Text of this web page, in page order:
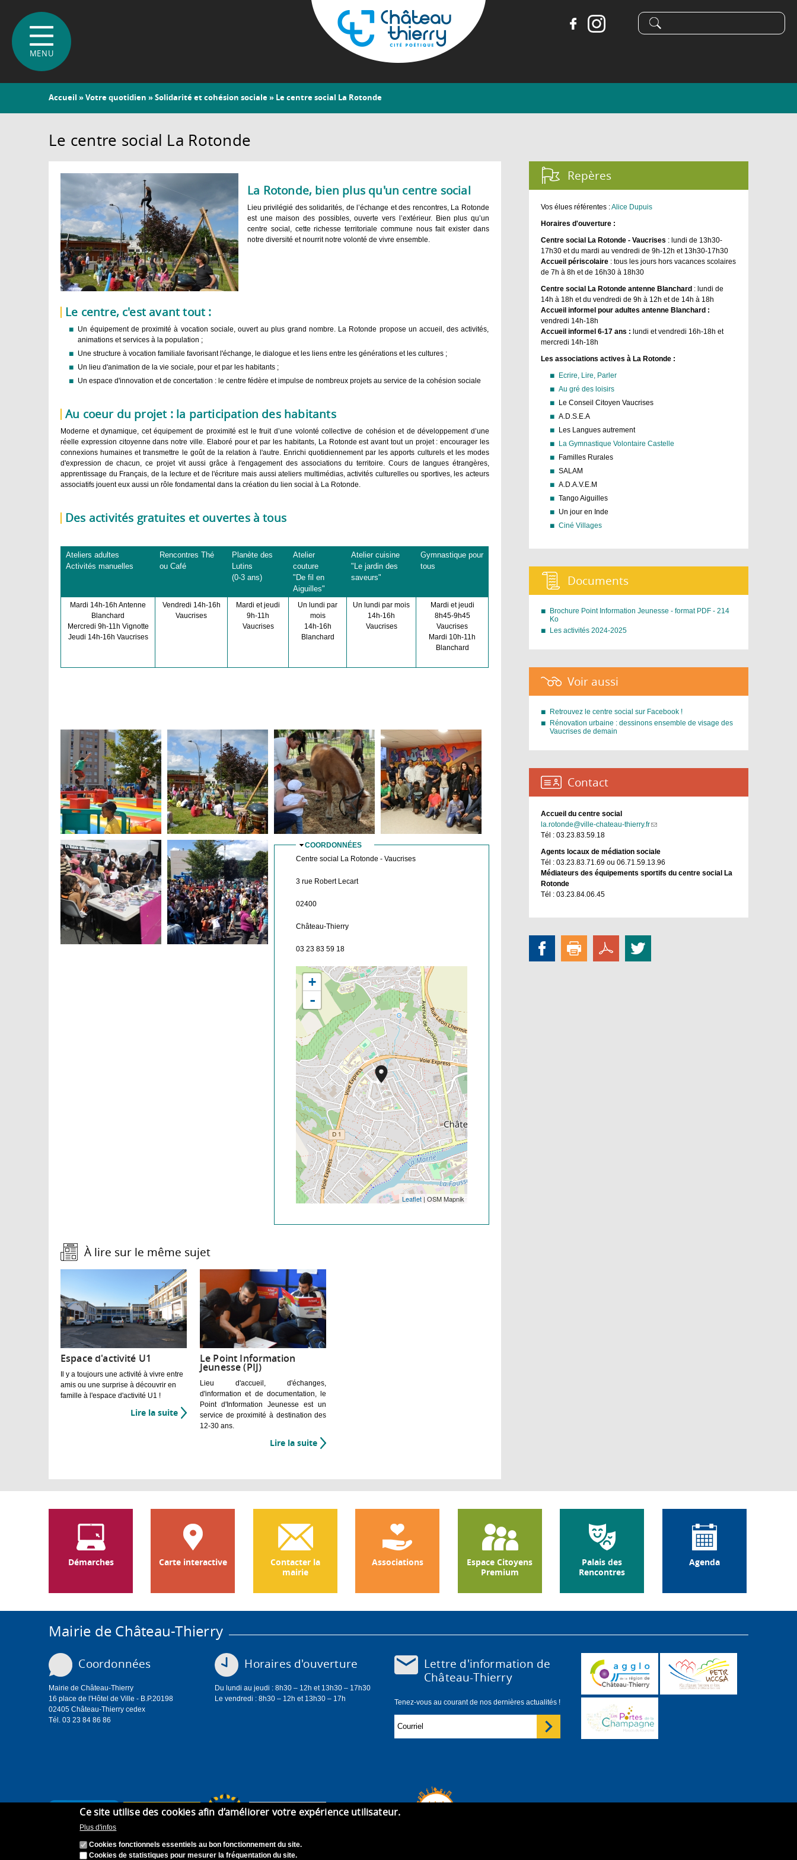
au
contenu
principal
Formulaire
de
Château-
Thierry
Vous
êtes
Accueil »Votre quotidien »Solidarité et cohésion sociale» Le centre social La Rotonde
Le centre social La Rotonde
La Rotonde, bien plus qu'un centre social
Lieu privilégié des solidarités, de l’échange et des rencontres, La Rotonde
est une maison des possibles, ouverte vers l’extérieur. Bien plus qu’un
centre social, cette richesse territoriale commune nous fait exister dans
notre diversité et nourrit notre volonté de vivre ensemble.
Le centre, c'est avant tout :
Un équipement de proximité à vocation sociale, ouvert au plus grand nombre. La Rotonde propose un accueil, des activités,
animations et services à la population ;
Une structure à vocation familiale favorisant l'échange, le dialogue et les liens entre les générations et les cultures ;
Un lieu d'animation de la vie sociale, pour et par les habitants ;
Un espace d'innovation et de concertation : le centre fédère et impulse de nombreux projets au service de la cohésion sociale
Au coeur du projet : la participation des habitants
Moderne et dynamique, cet équipement de proximité est le fruit d’une volonté collective de cohésion et de développement d’une
réelle expression citoyenne dans notre ville.
Elaboré pour et par les habitants, La Rotonde est avant tout un projet : encourager les
connexions humaines et transmettre le goût de la relation à l'autre. Enrichi quotidiennement par les apports culturels et les modes
d'expression de chacun, ce projet vit aussi grâce à l'engagement des associations du territoire. Cours de langues étrangères,
apprentissage du Français, de la lecture et de l'écriture mais aussi ateliers multimédias, activités culturelles ou sportives, les acteurs
associatifs jouent eux aussi un rôle fondamental dans la création du lien social à La Rotonde.
Des activités gratuites et ouvertes à tous
Ateliers adultes
Activités manuelles
Rencontres Thé
ou Café
Planète des
Lutins
(0-3 ans)
Atelier
couture
"De fil en
Aiguilles"
Atelier cuisine
"Le jardin des
saveurs"
Gymnastique pour
tous
Mardi 14h-16h Antenne
Blanchard
Mercredi 9h-11h Vignotte
Jeudi 14h-16h Vaucrises
Vendredi 14h-16h
Vaucrises
Mardi et jeudi
9h-11h
Vaucrises
Un lundi par
mois
14h-16h
Blanchard
Un lundi par mois
14h-16h
Vaucrises
Mardi et jeudi
8h45-9h45
Vaucrises
Mardi 10h-11h
Blanchard
MASQUER
COORDONNÉES
Centre social La Rotonde - Vaucrises
3 rue Robert Lecart
02400
Château-Thierry
03 23 83 59 18
+
-
Leaflet| OSM Mapnik
À lire sur le même sujet :
Espace d'activité U1
Il y a toujours une activité à vivre entre
amis ou une surprise à découvrir en
famille à l'espace d'activité U1 !
Lire la suite de
Espace
Le Point Information
Jeunesse (PIJ)
Lieu d'accueil, d'échanges,
d'information et de documentation, le
Point d'Information Jeunesse est un
service de proximité à destination des
12-30 ans.
Lire la suite de
Information
Jeunesse
Repères :
Vos élues référentes :Alice Dupuis
Horaires d'ouverture :
Centre social La Rotonde - Vaucrises : lundi de 13h30-
17h30 et du mardi au vendredi de 9h-12h et 13h30-17h30
Accueil périscolaire : tous les jours hors vacances scolaires
de 7h à 8h et de 16h30 à 18h30
Centre social La Rotonde antenne Blanchard : lundi de
14h à 18h et du vendredi de 9h à 12h et de 14h à 18h
Accueil informel pour adultes antenne Blanchard :
vendredi 14h-18h
Accueil informel 6-17 ans : lundi et vendredi 16h-18h et
mercredi 14h-18h
Les associations actives à La Rotonde :
Ecrire, Lire, Parler
Au gré des loisirs
Le Conseil Citoyen Vaucrises
A.D.S.E.A
Les Langues autrement
La Gymnastique Volontaire Castelle
Familles Rurales
SALAM
A.D.A.V.E.M
Tango Aiguilles
Un jour en Inde
Ciné Villages
Documents :
Brochure Point Information Jeunesse - format PDF - 214
Ko
Les activités 2024-2025
Voir aussi :
Retrouvez le centre social sur Facebook !
Rénovation urbaine : dessinons ensemble de visage des
Vaucrises de demain
Contact :
Accueil du centre social
la.rotonde@ville-chateau-thierry.fr(link
mail)
Tél : 03.23.83.59.18
Agents locaux de médiation sociale
​Tél : 03.23.83.71.69 ou 06.71.59.13.96
Médiateurs des équipements sportifs du centre social La
Rotonde
​Tél : 03.23.84.06.45
Démarches Carte interactive
Contacter la
mairie
Associations
Espace Citoyens
Premium
Palais des
Rencontres
Agenda
Mairie de Château-Thierry
Coordonnées
Mairie de Château-Thierry
16 place de l'Hôtel de Ville - B.P.20198
02405 Château-Thierry cedex
Tél. 03 23 84 86 86
Horaires d'ouverture
Du lundi au jeudi : 8h30 – 12h et 13h30 – 17h30
Le vendredi : 8h30 – 12h et 13h30 – 17h
Lettre d'information de
Château-Thierry
Tenez-vous au courant de nos dernières actualités !
Ce site utilise des cookies afin d’améliorer votre expérience utilisateur.
Plus d'infos
Cookies fonctionnels essentiels au bon fonctionnement du site.
Cookies de statistiques pour mesurer la fréquentation du site.